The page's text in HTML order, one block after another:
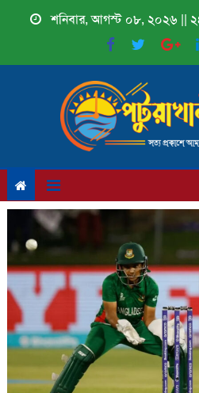
শনিবার, আগস্ট ০৮, ২০২৬ ||